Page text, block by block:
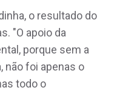
o resultado do
"O apoio da
porque sem a
não foi apenas o
todo o